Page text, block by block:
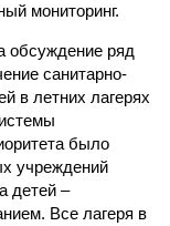
мониторинг.
обсуждение ряд
санитарно-
в летних лагерях
было
учреждений
детей –
Все лагеря в